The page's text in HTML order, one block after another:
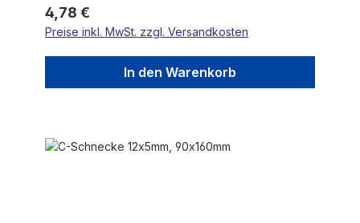
Regulärer Preis:
4,78 €
Preise inkl. MwSt. zzgl. Versandkosten
In den Warenkorb